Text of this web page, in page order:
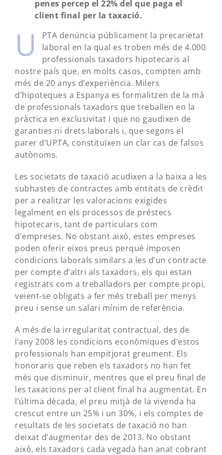
penes percep el 22% del que paga el
client final per la taxació.
U
PTA denúncia públicament la precarietat
laboral en la qual es troben més de 4.000
professionals taxadors hipotecaris al
nostre país que, en molts casos, compten amb
més de 20 anys d’experiència. Milers
d’hipoteques a Espanya es formalitzen de la mà
de professionals taxadors que treballen en la
pràctica en exclusivitat i que no gaudixen de
garanties ni drets laborals i, que segons el
parer d’UPTA, constituïxen un clar cas de falsos
autònoms.
Les societats de taxació acudixen a la baixa a les
subhastes de contractes amb entitats de crèdit
per a realitzar les valoracions exigides
legalment en els processos de préstecs
hipotecaris, tant de particulars com
d’empreses. No obstant això, estes empreses
poden oferir eixos preus perquè imposen
condicions laborals similars a les d’un contracte
per compte d’altri als taxadors, els qui estan
registrats com a treballadors per compte propi,
veient-se obligats a fer més treball per menys
preu i sense un salari mínim de referència.
A més de la irregularitat contractual, des de
l’any 2008 les condicions econòmiques d’estos
professionals han empitjorat greument. Els
honoraris que reben els taxadors no han fet
més que disminuir, mentres que el preu final de
les taxacions per al client final ha augmentat. En
l’última dècada, el preu mitjà de la vivenda ha
crescut entre un 25% i un 30%, i els comptes de
resultats de les societats de taxació no han
deixat d’augmentar des de 2013. No obstant
això, els taxadors cada vegada han anat cobrant